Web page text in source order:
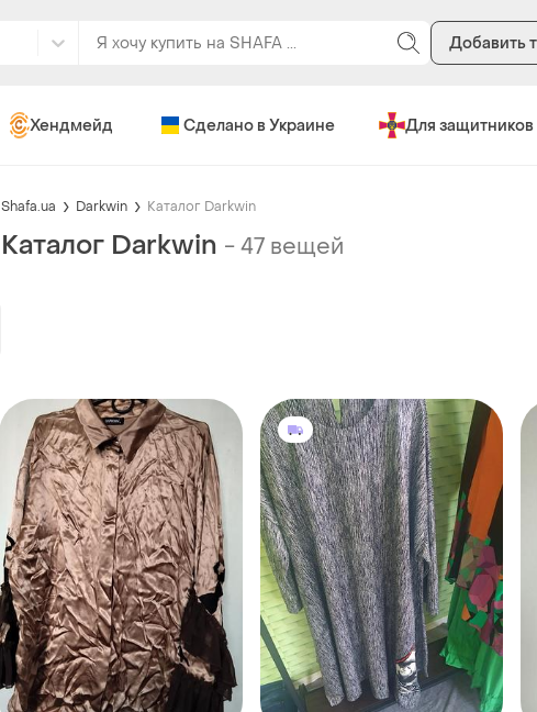
Добавить
Хендмейд Сделано в Украине Для защитников
Shafa.ua Darkwin Каталог Darkwin
Каталог Darkwin -47 вещей